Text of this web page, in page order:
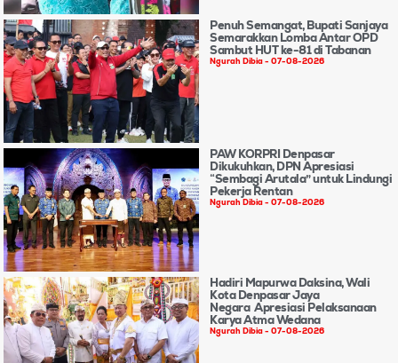
Penuh Semangat, Bupati Sanjaya
Semarakkan Lomba Antar OPD
Sambut HUT ke-81 di Tabanan
Ngurah Dibia 07-08-2026
PAW KORPRI Denpasar
Dikukuhkan, DPN Apresiasi
“Sembagi Arutala” untuk Lindungi
Pekerja Rentan
Ngurah Dibia 07-08-2026
Hadiri Mapurwa Daksina, Wali
Kota Denpasar Jaya
Negara Apresiasi Pelaksanaan
Karya Atma Wedana
Ngurah Dibia 07-08-2026